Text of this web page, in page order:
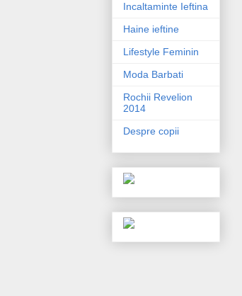
Incaltaminte Ieftina
Haine ieftine
Lifestyle Feminin
Moda Barbati
Rochii Revelion
2014
Despre copii